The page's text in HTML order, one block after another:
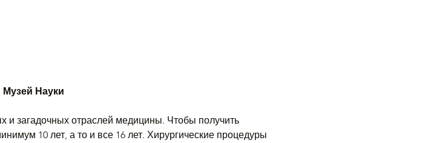
Науки
и загадочных отраслей медицины. Чтобы получить
10 лет, а то и все 16 лет. Хирургические процедуры